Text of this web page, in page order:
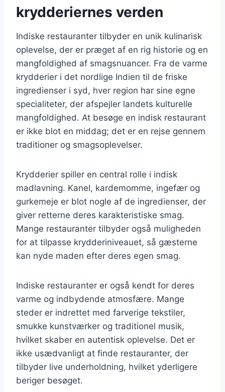
krydderiernes verden
Indiske restauranter tilbyder en unik kulinarisk
oplevelse, der er præget af en rig historie og en
mangfoldighed af smagsnuancer. Fra de varme
krydderier i det nordlige Indien til de friske
ingredienser i syd, hver region har sine egne
specialiteter, der afspejler landets kulturelle
mangfoldighed. At besøge en indisk restaurant
er ikke blot en middag; det er en rejse gennem
traditioner og smagsoplevelser.
Krydderier spiller en central rolle i indisk
madlavning. Kanel, kardemomme, ingefær og
gurkemeje er blot nogle af de ingredienser, der
giver retterne deres karakteristiske smag.
Mange restauranter tilbyder også muligheden
for at tilpasse krydderiniveauet, så gæsterne
kan nyde maden efter deres egen smag.
Indiske restauranter er også kendt for deres
varme og indbydende atmosfære. Mange
steder er indrettet med farverige tekstiler,
smukke kunstværker og traditionel musik,
hvilket skaber en autentisk oplevelse. Det er
ikke usædvanligt at finde restauranter, der
tilbyder live underholdning, hvilket yderligere
beriger besøget.